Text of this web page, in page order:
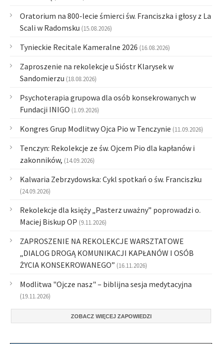
Oratorium na 800-lecie śmierci św. Franciszka i głosy z La
Scali w Radomsku (15.08.2026)
Tynieckie Recitale Kameralne 2026 (16.08.2026)
Zaproszenie na rekolekcje u Sióstr Klarysek w
Sandomierzu (18.08.2026)
Psychoterapia grupowa dla osób konsekrowanych w
Fundacji INIGO (1.09.2026)
Kongres Grup Modlitwy Ojca Pio w Tenczynie (11.09.2026)
Tenczyn: Rekolekcje ze św. Ojcem Pio dla kapłanów i
zakonników, (14.09.2026)
Kalwaria Zebrzydowska: Cykl spotkań o św. Franciszku
(24.09.2026)
Rekolekcje dla księży „Pasterz uważny” poprowadzi o.
Maciej Biskup OP (9.11.2026)
ZAPROSZENIE NA REKOLEKCJE WARSZTATOWE
„DIALOG DROGĄ KOMUNIKACJI KAPŁANÓW I OSÓB
ŻYCIA KONSEKROWANEGO” (16.11.2026)
Modlitwa "Ojcze nasz" – biblijna sesja medytacyjna
(19.11.2026)
ZOBACZ WIĘCEJ ZAPOWIEDZI